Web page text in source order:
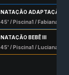
NATAÇÃO ADAPTAÇÃO
45' /Piscina1 /Fabiana Silva
NATAÇÃO BEBÊ III
45' /Piscina1 /Luciana Beserra